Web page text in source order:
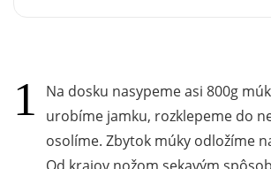
Na dosku nasypeme asi 800g
urobíme jamku, rozklepeme do
osolíme. Zbytok múky odložíme